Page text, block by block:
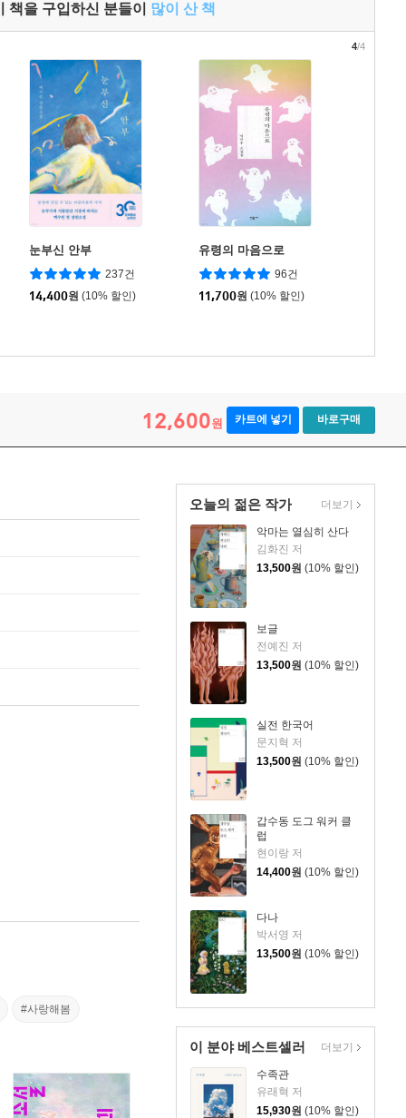
책을 구입하신 분들이 많이 산 책
눈부신 안부
237건
14,400원 (10% 할인)
유령의 마음으로
96건
11,700원 (10% 할인)
4/4
12,600원 카트에 넣기 바로구매
오늘의 젊은 작가
악마는 열심히 산다
김화진 저
13,500원 (10% 할인)
보글
전예진 저
13,500원 (10% 할인)
실전 한국어
문지혁 저
13,500원 (10% 할인)
갑수동 도그 워커 클
럽
현이랑 저
14,400원 (10% 할인)
다나
박서영 저
13,500원 (10% 할인)
더보기
이 분야 베스트셀러
수족관
유래혁 저
15,930원 (10% 할인)
더보기
#사랑해봄